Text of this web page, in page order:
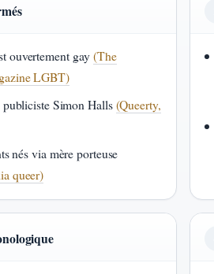
ouvertement gay(The
LGBT)
publiciste Simon Halls(Queerty,
nés via mère porteuse
queer)